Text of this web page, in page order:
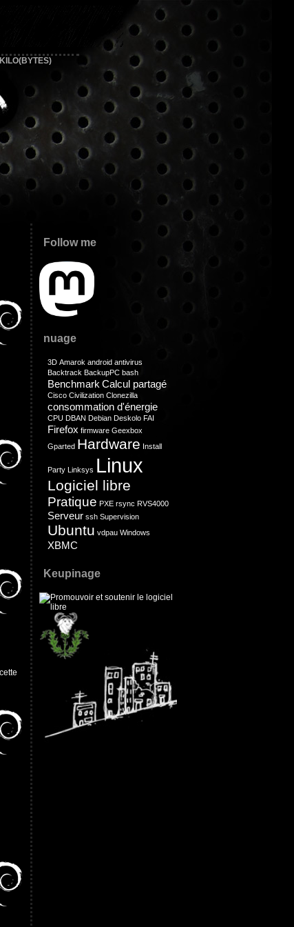
Follow me
nuage
3D Amarok android antivirus
Backtrack BackupPC bash
Benchmark Calcul partagé
Cisco Civilization Clonezilla
consommation d'énergie
CPU DBAN Debian Deskolo FAI
Firefox firmware Geexbox
Gparted Hardware Install
Party Linksys Linux
Logiciel libre
Pratique PXE rsync RVS4000
Serveur ssh Supervision
Ubuntu vdpau Windows
XBMC
Keupinage